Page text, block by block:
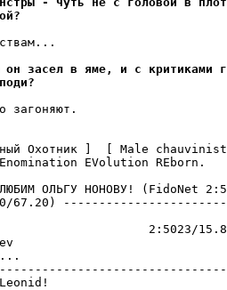
он засел в яме, и с критиками
загоняют.
Охотник ]  [ Male
EVolution REborn.
ОЛЬГУ НОНОВУ! (FidoNet
67.20)
717
2:5023/15.8